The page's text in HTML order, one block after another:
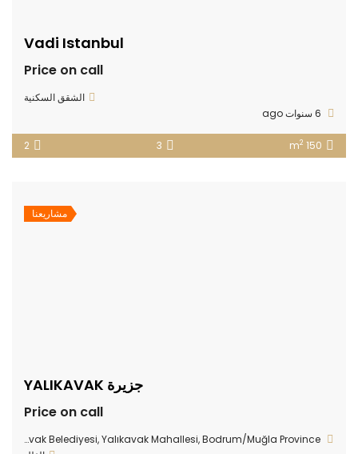
Vadi Istanbul
Price on call
الشقق السكنية
150 m
2
3
2
مشاريعنا
جزيرة YALIKAVAK
Price on call
47FW+CH Yalıkavak Belediyesi, Yalıkavak Mahallesi, Bodrum/Muğla Province